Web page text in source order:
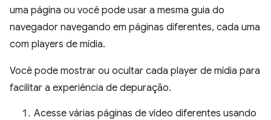
uma página ou você pode usar a mesma guia do
navegador navegando em páginas diferentes, cada uma
com players de mídia.
Você pode mostrar ou ocultar cada player de mídia para
facilitar a experiência de depuração.
Acesse várias páginas de vídeo diferentes usando